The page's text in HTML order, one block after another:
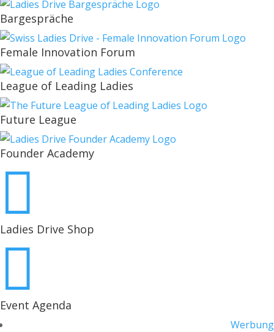
Bargespräche
Female Innovation Forum
League of Leading Ladies
Future League
Founder Academy

Ladies Drive Shop

Event Agenda
Werbung